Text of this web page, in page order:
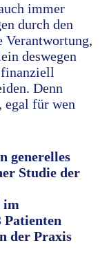
immer
durch den
Verantwortung,
deswegen
Denn
egal für wen
generelles
Studie der
im
Patienten
der Praxis